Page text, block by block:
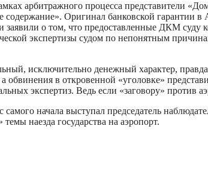
арбитражного процесса представители
Оригинал банковской гарантии
заявили о том, что предоставленные ДКМ
экспертизы судом по непонятным
исключительно денежный характер,
в откровенной «уголовке»
экспертиз. Ведь если «заговору» против
начала выступал председатель
наезда государства на аэропорт.